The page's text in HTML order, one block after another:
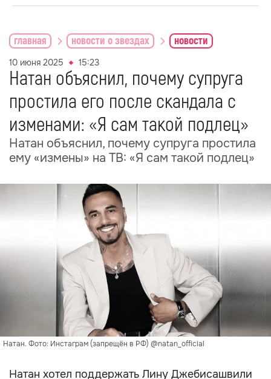
главная новости о звездах новости
10 июня 2025 15:23
Натан объяснил, почему супруга
простила его после скандала с
изменами: «Я сам такой подлец»
Натан объяснил, почему супруга простила
ему «измены» на ТВ: «Я сам такой подлец»
Натан. Фото: Инстаграм (запрещён в РФ) @natan_official
Натан хотел поддержать Лину Джебисашвили